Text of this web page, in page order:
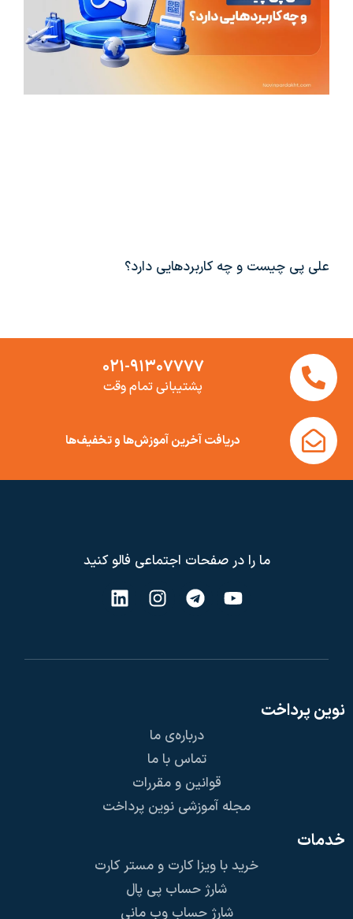
علی پی چیست و چه کاربردهایی دارد؟
۰۲۱-۹۱۳۰۷۷۷۷
پشتیبانی تمام وقت
دریافت آخرین آموزش‌ها و تخفیف‌ها
ما را در صفحات اجتماعی فالو کنید
نوین پرداخت
درباره‌ی ما
تماس با ما
قوانین و مقررات
مجله آموزشی نوین پرداخت
خدمات
خرید با ویزا کارت و مستر کارت
شارژ حساب پی پال
شارژ حساب وب مانی